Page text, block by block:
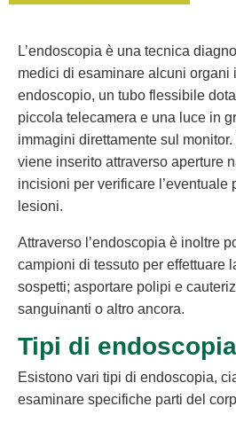
L’endoscopia è una tecnica
medici di esaminare alcuni organi
endoscopio, un tubo flessibile
piccola telecamera e una luce in
immagini direttamente sul
viene inserito attraverso aperture
incisioni per verificare l’eventuale
lesioni.
Attraverso l’endoscopia è inoltre
campioni di tessuto per effettuare
sospetti; asportare polipi e
sanguinanti o altro ancora.
Tipi di endoscopia
Esistono vari tipi di endoscopia,
esaminare specifiche parti del